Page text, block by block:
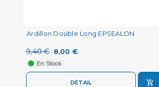
Ardillon Double Long EPSEALON
9,40 € 8,00 €
En Stock
DÉTAIL